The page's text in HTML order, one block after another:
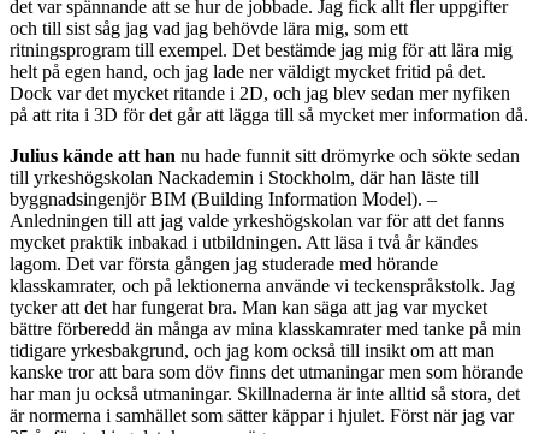
det var spännande att se hur de jobbade. Jag fick allt fler uppgifter
och till sist såg jag vad jag behövde lära mig, som ett
ritningsprogram till exempel. Det bestämde jag mig för att lära mig
helt på egen hand, och jag lade ner väldigt mycket fritid på det.
Dock var det mycket ritande i 2D, och jag blev sedan mer nyfiken
på att rita i 3D för det går att lägga till så mycket mer information då.
Julius kände att han nu hade funnit sitt drömyrke och sökte sedan
till yrkeshögskolan Nackademin i Stockholm, där han läste till
byggnadsingenjör BIM (Building Information Model). –
Anledningen till att jag valde yrkeshögskolan var för att det fanns
mycket praktik inbakad i utbildningen. Att läsa i två år kändes
lagom. Det var första gången jag studerade med hörande
klasskamrater, och på lektionerna använde vi teckenspråkstolk. Jag
tycker att det har fungerat bra. Man kan säga att jag var mycket
bättre förberedd än många av mina klasskamrater med tanke på min
tidigare yrkesbakgrund, och jag kom också till insikt om att man
kanske tror att bara som döv finns det utmaningar men som hörande
har man ju också utmaningar. Skillnaderna är inte alltid så stora, det
är normerna i samhället som sätter käppar i hjulet. Först när jag var